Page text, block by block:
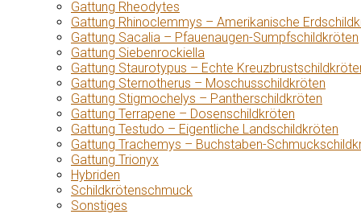
Gattung Rheodytes
Gattung Rhinoclemmys – Amerikanische
Gattung Sacalia – Pfauenaugen-Sumpfschildkröten
Gattung Siebenrockiella
Gattung Staurotypus – Echte
Gattung Sternotherus – Moschusschildkröten
Gattung Stigmochelys – Pantherschildkröten
Gattung Terrapene – Dosenschildkröten
Gattung Testudo – Eigentliche Landschildkröten
Gattung Trachemys – Buchstaben-
Gattung Trionyx
Hybriden
Schildkrötenschmuck
Sonstiges